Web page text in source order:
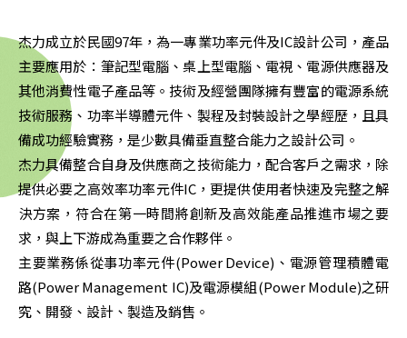
杰力成立於民國97年，為一專業功率元件及IC設計公司，產品
主要應用於：筆記型電腦、桌上型電腦、電視、電源供應器及
其他消費性電子產品等。技術及經營團隊擁有豐富的電源系統
技術服務、功率半導體元件、製程及封裝設計之學經歷，且具
備成功經驗實務，是少數具備垂直整合能力之設計公司。
杰力具備整合自身及供應商之技術能力，配合客戶之需求，除
提供必要之高效率功率元件IC，更提供使用者快速及完整之解
決方案，符合在第一時間將創新及高效能產品推進市場之要
求，與上下游成為重要之合作夥伴。
主要業務係從事功率元件(Power Device)、電源管理積體電
路(Power Management IC)及電源模組(Power Module)之研
究、開發、設計、製造及銷售。